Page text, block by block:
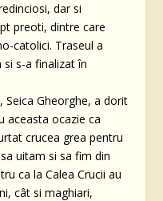
dar si
preoti, dintre care
catolici. Traseul a
s-a finalizat în
Gheorghe, a dorit
aceasta ocazie ca
crucea grea pentru
uitam si sa fim din
ca la Calea Crucii au
cât si maghiari,